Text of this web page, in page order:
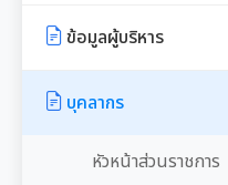
ข้อมูลผู้บริหาร
ผู้บริหารฝ่ายข้าราชก
ผู้บริหารฝ่ายข้าราชก
บุคลากร
หัวหน้าส่วนราชการ